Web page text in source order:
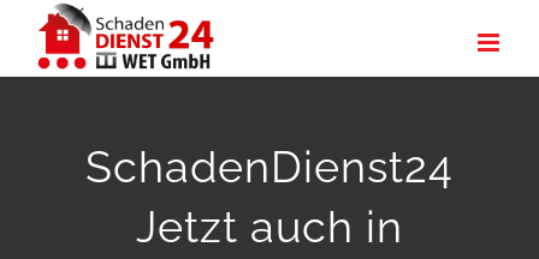
Inhalt
SchadenDienst24
Jetzt auch in